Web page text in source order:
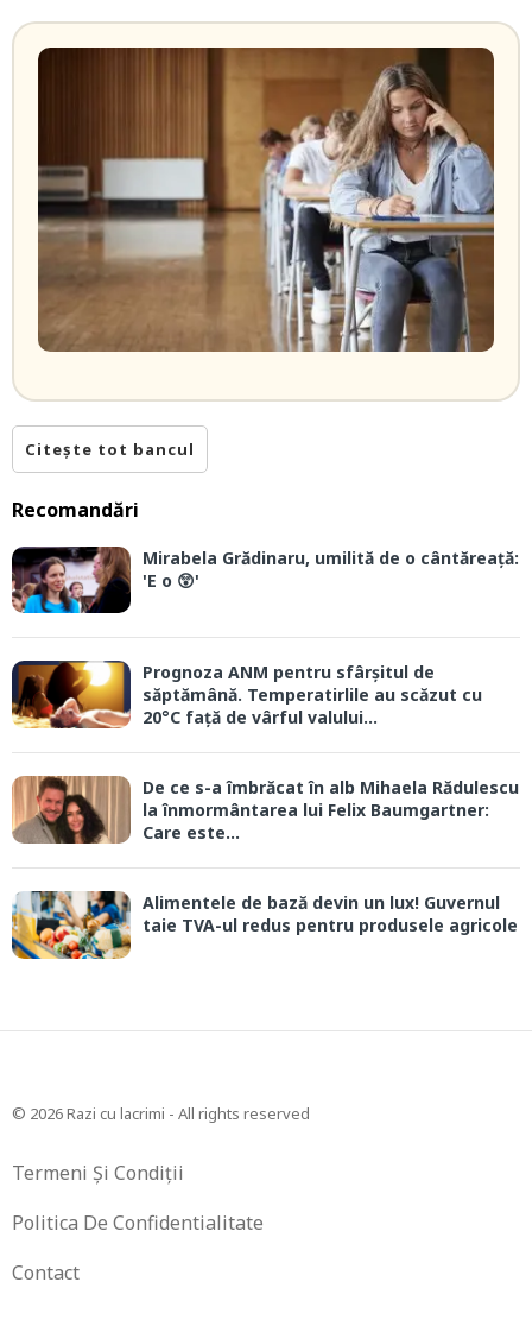
Citește tot bancul
Recomandări
Mirabela Grădinaru, umilită de o cântăreață:
'E o 😲'
Prognoza ANM pentru sfârșitul de
săptămână. Temperatirlile au scăzut cu
20°C față de vârful valului...
De ce s-a îmbrăcat în alb Mihaela Rădulescu
la înmormântarea lui Felix Baumgartner:
Care este...
Alimentele de bază devin un lux! Guvernul
taie TVA-ul redus pentru produsele agricole
© 2026 Razi cu lacrimi - All rights reserved
Termeni Și Condiții
Politica De Confidentialitate
Contact